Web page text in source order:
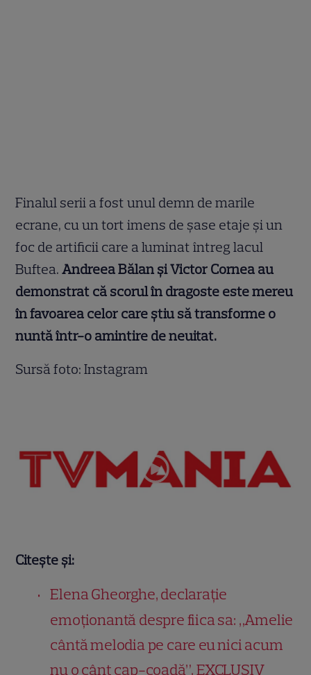
Finalul serii a fost unul demn de marile
ecrane, cu un tort imens de șase etaje și un
foc de artificii care a luminat întreg lacul
Buftea. Andreea Bălan și Victor Cornea au
demonstrat că scorul în dragoste este mereu
în favoarea celor care știu să transforme o
nuntă într-o amintire de neuitat.
Sursă foto: Instagram
Citește și:
Elena Gheorghe, declarație
emoționantă despre fiica sa: „Amelie
cântă melodia pe care eu nici acum
nu o cânt cap-coadă”. EXCLUSIV